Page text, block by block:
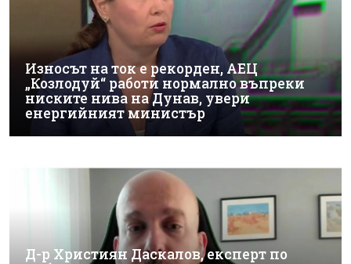
Износът на ток е рекорден, АЕЦ
„Козлодуй“ работи нормално въпреки
ниските нива на Дунав, увери
енергийният министър
Д-р Християн Даскалов, експерт по